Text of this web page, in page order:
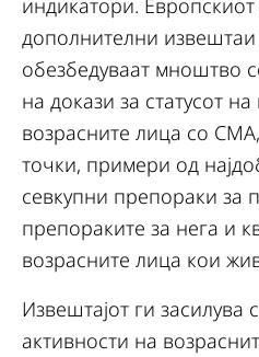
индикатори.
дополнителни извештаи
обезбедуваат мноштво
на докази за статусот
возрасните лица со
точки, примери од
севкупни препораки за
препораките за нега и
возрасните лица кои
Извештајот ги засилува
активности на